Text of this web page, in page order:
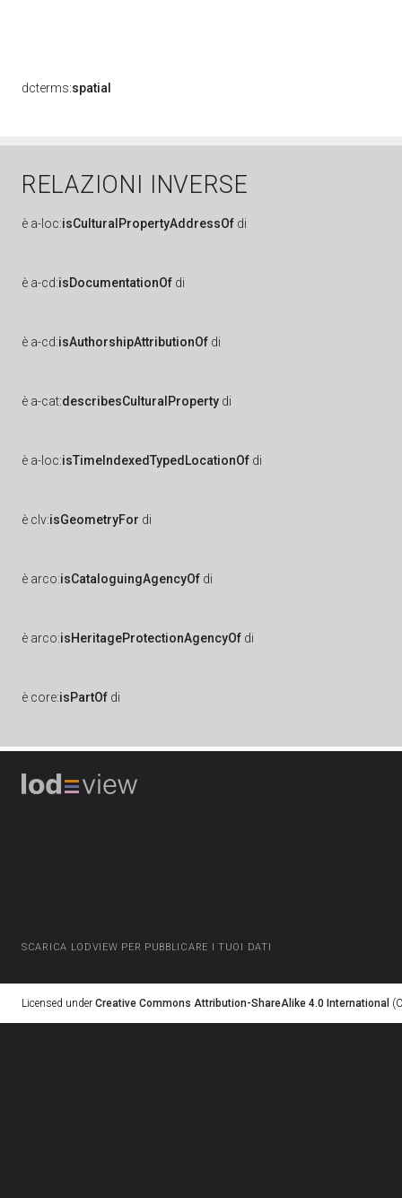
dcterms:spatial
RELAZIONI INVERSE
è a-loc:isCulturalPropertyAddressOf di
è a-cd:isDocumentationOf di
è a-cd:isAuthorshipAttributionOf di
è a-cat:describesCulturalProperty di
è a-loc:isTimeIndexedTypedLocationOf di
è clv:isGeometryFor di
è arco:isCataloguingAgencyOf di
è arco:isHeritageProtectionAgencyOf di
è core:isPartOf di
SCARICA LODVIEW PER PUBBLICARE I TUOI DATI
Licensed under Creative Commons Attribution-ShareAlike 4.0 International